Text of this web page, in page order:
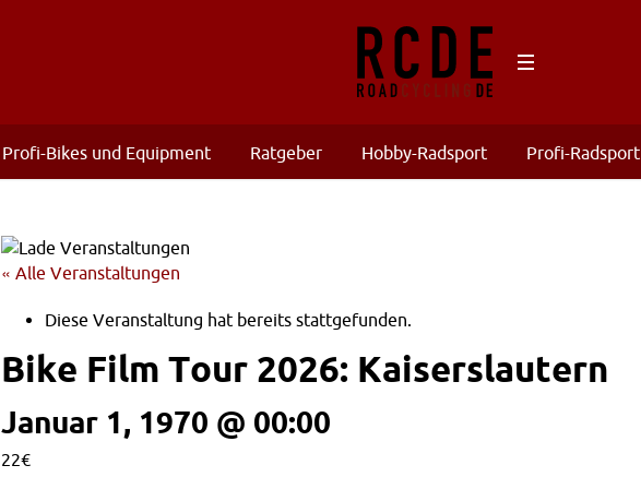
Profi-Bikes und Equipment Ratgeber Hobby-Radsport Profi-Radsport
« Alle Veranstaltungen
Diese Veranstaltung hat bereits stattgefunden.
Bike Film Tour 2026: Kaiserslautern
Januar 1, 1970 @ 00:00
22€